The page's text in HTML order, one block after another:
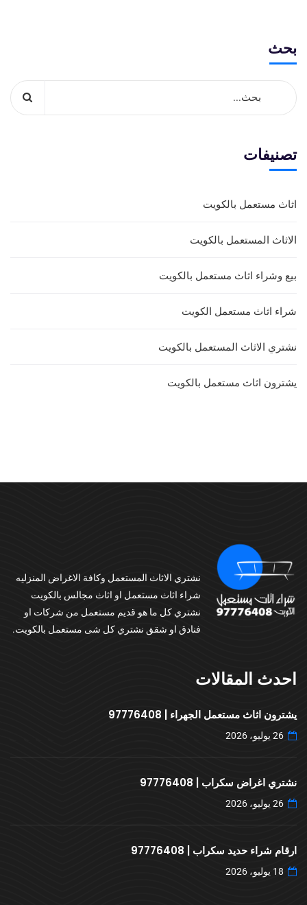
بحث
تصنيفات
اثاث مستعمل بالكويت
الاثاث المستعمل بالكويت
بيع وشراء اثاث مستعمل بالكويت
شراء اثاث مستعمل الكويت
نشتري الاثاث المستعمل بالكويت
يشترون اثاث مستعمل بالكويت
نشتري الاثاث المستعمل وكافة الاغراض المنزليه
شراء اثاث مستعمل او اثاث مجالس بالكويت
نشتري كل ما هو قديم مستعمل من شركات او
فنادق او شقق نشتري كل شى مستعمل بالكويت.
احدث المقالات
يشترون اثاث مستعمل الجهراء | 97776408
26 يوليو، 2026
نشتري اغراض سكراب | 97776408
26 يوليو، 2026
ارقام شراء حديد سكراب | 97776408
18 يوليو، 2026